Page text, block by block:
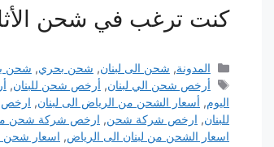
كنت ترغب في شحن
التصنيفات
المدونة, شحن الى لبنان, شحن بحري, شحن
الوسوم
أرخص شحن الي لبنان, أرخص شحن للبنان,
اليوم, أسعار الشحن من الرياض الى لبنان, ارخص
للبنان, ارخص شركة شحن, ارخص شركة شحن من
اسعار الشحن من لبنان الى الرياض, اسعار شحن